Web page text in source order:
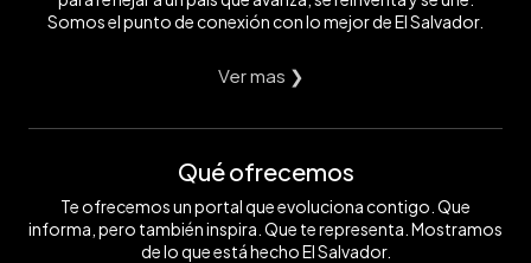
Somos el punto de conexión con lo mejor de El Salvador.
Ver mas ❯
Qué ofrecemos
Te ofrecemos un portal que evoluciona contigo. Que
informa, pero también inspira. Que te representa. Mostramos
de lo que está hecho El Salvador.